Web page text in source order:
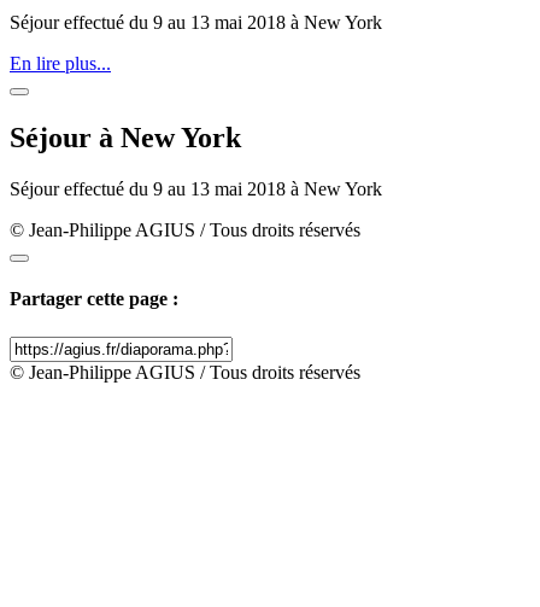
Séjour effectué du 9 au 13 mai 2018 à New York
En lire plus...
Séjour à New York
Séjour effectué du 9 au 13 mai 2018 à New York
© Jean-Philippe AGIUS / Tous droits réservés
Partager cette page :
© Jean-Philippe AGIUS / Tous droits réservés